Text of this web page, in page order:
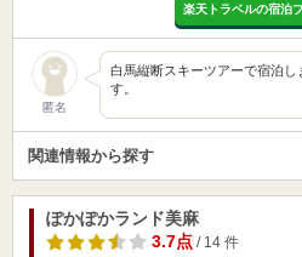
楽天トラベルの宿泊
匿名
白馬縦断スキーツアーで宿泊
す。
関連情報から探す
ぽかぽかランド美麻
3.7点/ 14 件